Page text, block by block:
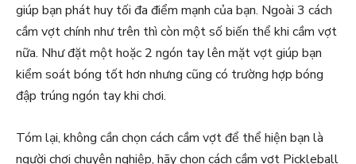
giúp bạn phát huy tối đa điểm mạnh của bạn. Ngoài 3 cách
cầm vợt chính như trên thì còn một số biến thể khi cầm vợt
nữa. Như đặt một hoặc 2 ngón tay lên mặt vợt giúp bạn
kiểm soát bóng tốt hơn nhưng cũng có trường hợp bóng
đập trúng ngón tay khi chơi.
Tóm lại, không cần chọn cách cầm vợt để thể hiện bạn là
người chơi chuyên nghiệp, hãy chọn cách cầm vợt Pickleball